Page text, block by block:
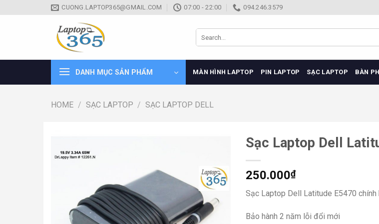
to
CUONG.LAPTOP365@GMAIL.COM 07:00 - 22:00 094.246.3579
DANH MỤC SẢN PHẨM MÀN HÌNH LAPTOP PIN LAPTOP SẠC LAPTOP BÀN
HOME / SẠC LAPTOP / SẠC LAPTOP DELL
Sạc Laptop Dell
250.000₫
Sạc Laptop Dell Latitude E5470 chính
Bảo hành 2 năm lỗi đổi mới